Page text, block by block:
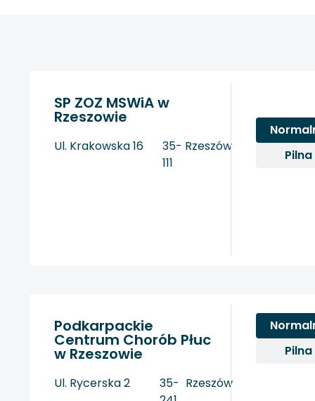
SP ZOZ MSWiA w
Rzeszowie
Ul. Krakowska 16
35-
111
Rzeszów
Pilna
Podkarpackie
Centrum Chorób Płuc
w Rzeszowie
Ul. Rycerska 2
35- Rzeszów
Pilna